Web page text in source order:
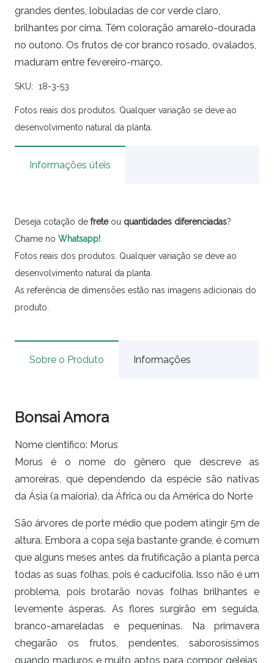
grandes dentes, lobuladas de cor verde claro,
brilhantes por cima. Têm coloração amarelo-dourada
no outono. Os frutos de cor branco rosado, ovalados,
maduram entre fevereiro-março.
SKU: 18-3-53
Fotos reais dos produtos. Qualquer variação se deve ao
desenvolvimento natural da planta.
Informações úteis
Deseja cotação de freteou quantidades diferenciadas?
Chame no Whatsapp!
Fotos reais dos produtos. Qualquer variação se deve ao
desenvolvimento natural da planta.
As referência de dimensões estão nas imagens adicionais do
produto.
Sobre o Produto Informações
Bonsai Amora
Nome cientifico: Morus
Morus é o nome do gênero que descreve as
amoreiras, que dependendo da espécie são nativas
da Ásia (a maioria), da África ou da América do Norte
São árvores de porte médio que podem atingir 5m de
altura. Embora a copa seja bastante grande, é comum
que alguns meses antes da frutificação a planta perca
todas as suas folhas, pois é caducifólia. Isso não é um
problema, pois brotarão novas folhas brilhantes e
levemente ásperas. As flores surgirão em seguida,
branco-amareladas e pequeninas. Na primavera
chegarão os frutos, pendentes, saborosíssimos
quando maduros e muito aptos para compor geleias,